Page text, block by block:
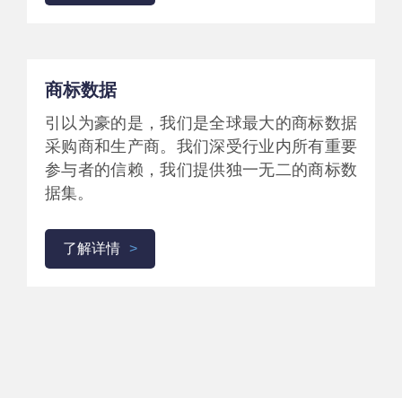
商标数据
引以为豪的是，我们是全球最大的商标数据
采购商和生产商。我们深受行业内所有重要
参与者的信赖，我们提供独一无二的商标数
据集。
了解详情